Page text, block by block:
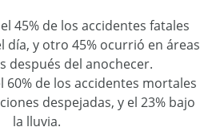
45% de los accidentes fatales
y otro 45% ocurrió en áreas
después del anochecer.
de los accidentes mortales
despejadas, y el 23% bajo
la lluvia.